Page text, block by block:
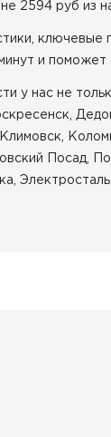
2594 руб из
и поможет
у нас не
Посад,